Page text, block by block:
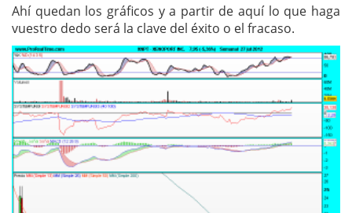
Ahí quedan los gráficos y a partir de aquí lo que haga
vuestro dedo será la clave del éxito o el fracaso.